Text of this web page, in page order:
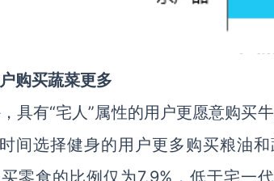
购买蔬菜更多
具有“宅人”属性的用户更愿意购买
间选择健身的用户更多购买粮油
零食的比例仅为7.9%，低于宅一